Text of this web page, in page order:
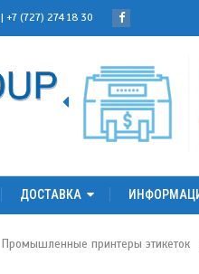
| +7 (727) 274 18 30
ДОСТАВКА
Промышленные принтеры этикеток